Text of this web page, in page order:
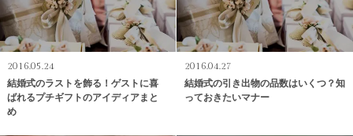
2016.05.24
結婚式のラストを飾る！ゲストに喜
ばれるプチギフトのアイディアまと
め
2016.04.27
結婚式の引き出物の品数はいくつ？知
っておきたいマナー